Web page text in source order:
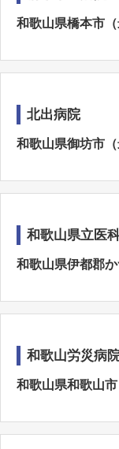
和歌山県橋本市
北出病院
和歌山県御坊市
和歌山県立医
和歌山県伊都郡
和歌山労災病
和歌山県和歌山